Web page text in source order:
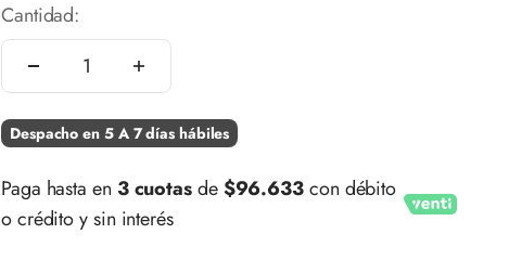
Cantidad:
Despacho en 5 A 7 días hábiles
Paga hasta en 3 cuotasde$96.633con débito
o crédito y sin interés